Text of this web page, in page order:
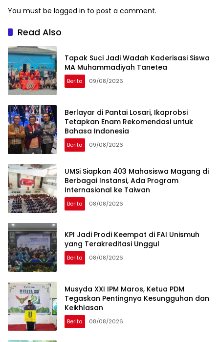
You must be logged in to post a comment.
Read Also
Tapak Suci Jadi Wadah Kaderisasi Siswa
MA Muhammadiyah Tanetea
Berita 09/08/2026
Berlayar di Pantai Losari, Ikaprobsi
Tetapkan Enam Rekomendasi untuk
Bahasa Indonesia
Berita 09/08/2026
UMSi Siapkan 403 Mahasiswa Magang di
Berbagai Instansi, Ada Program
Internasional ke Taiwan
Berita 08/08/2026
KPI Jadi Prodi Keempat di FAI Unismuh
yang Terakreditasi Unggul
Berita 08/08/2026
Musyda XXI IPM Maros, Ketua PDM
Tegaskan Pentingnya Kesungguhan dan
Keikhlasan
Berita 08/08/2026